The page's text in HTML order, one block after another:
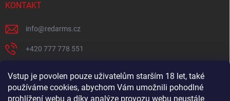
Vstup je povolen pouze uživatelům starším 18 let, také
používáme cookies, abychom Vám umožnili pohodlné
prohlížení webu a díky analýze provozu webu neustále
KONTAKT
info@redarms.cz
+420 777 778 551
redarms_cz/